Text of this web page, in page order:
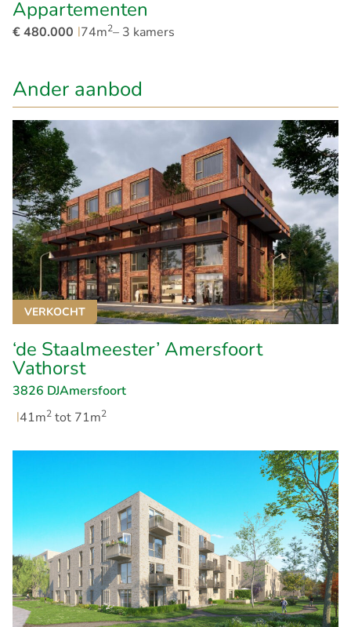
Appartementen
€ 480.000 |74m2– 3 kamers
Ander aanbod
VERKOCHT
‘de Staalmeester’ Amersfoort
Vathorst
3826 DJAmersfoort
|41m2 tot 71m2